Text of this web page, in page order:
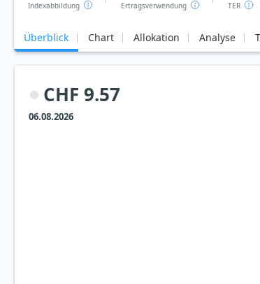
Indexabbildung Ertragsverwendung TER
Überblick Chart Allokation Analyse
CHF 9.57
06.08.2026